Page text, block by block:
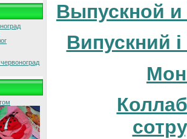
Выпускной и
Випускний